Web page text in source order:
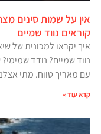
אין על שמות סינים
קוראים נווד שמיים
נווד שמיים? נודד
עם מאריך טווח. מתי
קרא עוד »